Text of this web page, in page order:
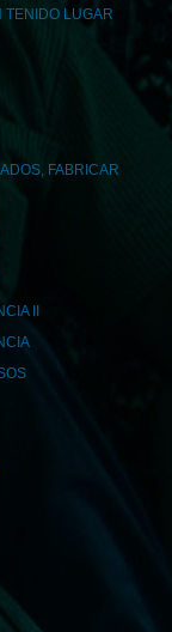
TENIDO LUGAR
FABRICAR
II